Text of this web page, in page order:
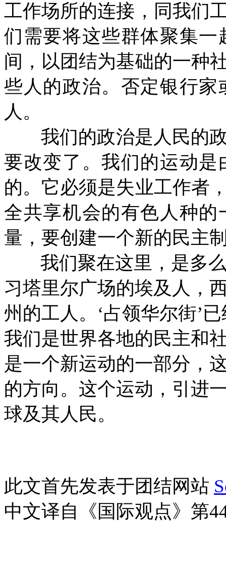
工作场所的连接，同我们
们需要将这些群体聚集
间，以团结为基础的一种
些人的政治。否定银行
人。
我们的政治是人民的
要改变了。我们的运动
的。它必须是失业工作者
全共享机会的有色人种
量，要创建一个新的民主
我们聚在这里，是多
习塔里尔广场的埃及人，
州的工人。‘占领华尔街’
我们是世界各地的民主和
是一个新运动的一部分，
的方向。这个运动，引进
球及其人民。
此文首先发表于团结网站
中文译自
《 国际观点》 第